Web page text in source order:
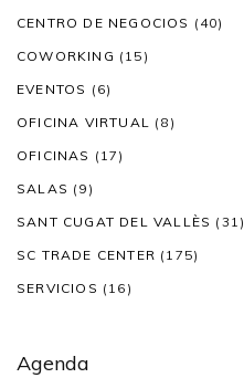
CENTRO DE NEGOCIOS (40)
COWORKING (15)
EVENTOS (6)
OFICINA VIRTUAL (8)
OFICINAS (17)
SALAS (9)
SANT CUGAT DEL VALLÈS (31)
SC TRADE CENTER (175)
SERVICIOS (16)
Agenda